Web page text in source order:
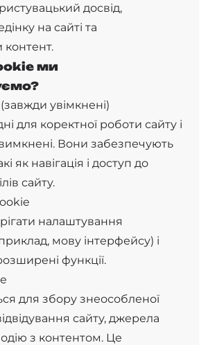
досвід,
на сайті та
контент.
ми
увімкнені)
для коректної роботи сайту і
Вони забезпечують
як навігація і доступ до
сайту.
налаштування
мову інтерфейсу) і
функції.
для збору знеособленої
сайту, джерела
з контентом. Це